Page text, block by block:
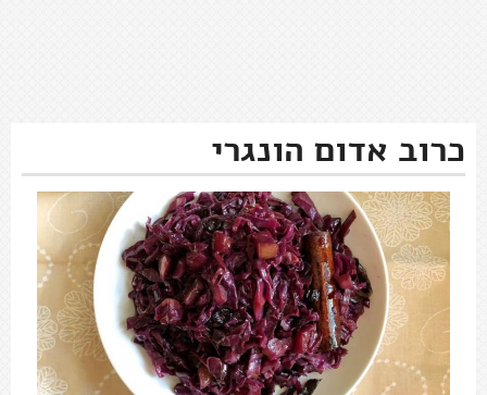
כרוב אדום הונגרי